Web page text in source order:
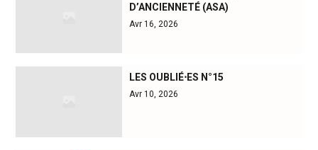
D’ANCIENNETÉ (ASA)
Avr 16, 2026
LES OUBLIÉ⋅ES N°15
Avr 10, 2026